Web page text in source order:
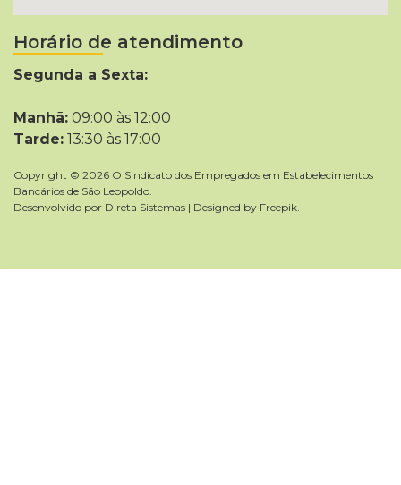
Horário de atendimento
Segunda a Sexta:
Manhã: 09:00 às 12:00
Tarde: 13:30 às 17:00
Copyright © 2026 O Sindicato dos Empregados em Estabelecimentos
Bancários de São Leopoldo.
Desenvolvido por Direta Sistemas | Designed by Freepik.